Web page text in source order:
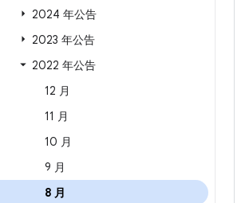
2024 年公告
2023 年公告
2022 年公告
12 月
11 月
10 月
9 月
8 月